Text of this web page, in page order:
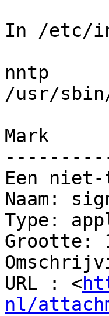
In /etc/
nntp
/usr/
Mark
Een
Naam:
Type:
Grootte:
URL : <
nl/